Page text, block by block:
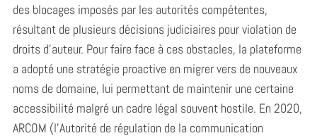
des blocages imposés par les autorités compétentes,
résultant de plusieurs décisions judiciaires pour violation de
droits d’auteur. Pour faire face à ces obstacles, la plateforme
a adopté une stratégie proactive en migrer vers de nouveaux
noms de domaine, lui permettant de maintenir une certaine
accessibilité malgré un cadre légal souvent hostile. En 2020,
ARCOM (l’Autorité de régulation de la communication